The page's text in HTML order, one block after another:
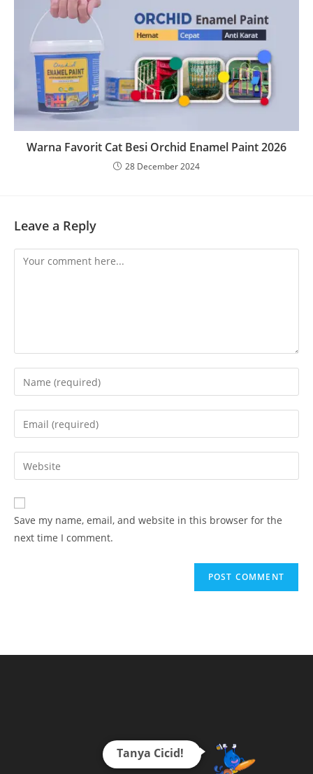
Warna Favorit Cat Besi Orchid Enamel Paint 2026
28 December 2024
Leave a Reply
Comment
Enter
your
name
comment
Enter
your
email
address
comment
Enter
your
website
URL
(optional)
Save my name, email, and website in this browser for the
next time I comment.
Tanya Cicid!